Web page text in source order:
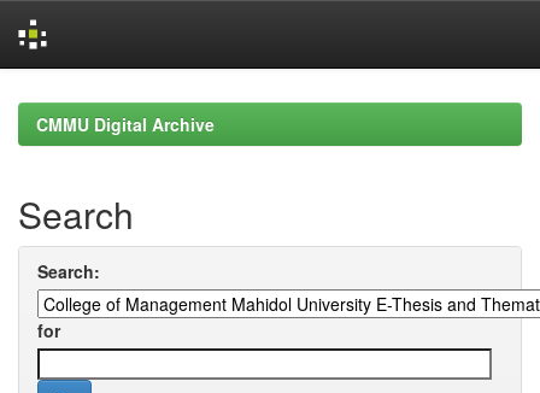
navigationCMMU Digital Archive
Search
Search:
for